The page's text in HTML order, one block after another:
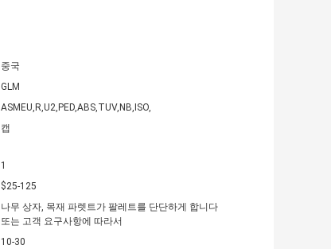
중국
GLM
ASMEU,R,U2,PED,ABS,TUV,NB,ISO,
캡
1
$25-125
나무 상자, 목재 파렛트가 팔레트를 단단하게 합니다
또는 고객 요구사항에 따라서
10-30